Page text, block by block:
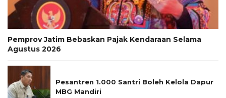
Pemprov Jatim Bebaskan Pajak Kendaraan Selama
Agustus 2026
Pesantren 1.000 Santri Boleh Kelola Dapur
MBG Mandiri